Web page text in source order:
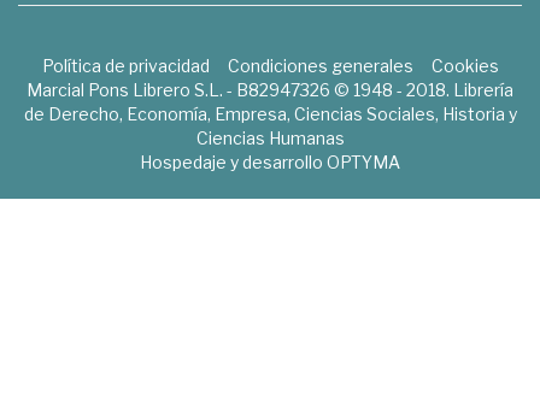
Política de privacidad Condiciones generales
Cookies
Marcial Pons Librero S.L. - B82947326 © 1948 - 2018. Librería
de Derecho, Economía, Empresa, Ciencias Sociales, Historia y
Ciencias Humanas
Hospedaje y desarrollo OPTYMA